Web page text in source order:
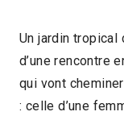
Un jardin
d’une rencontre
qui vont
: celle d’une